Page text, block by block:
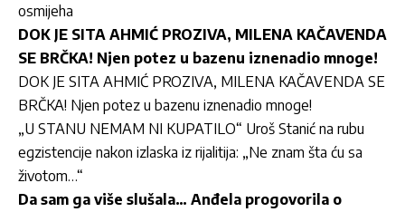
osmijeha
DOK JE SITA AHMIĆ PROZIVA, MILENA KAČAVENDA
SE BRČKA! Njen potez u bazenu iznenadio mnoge!
DOK JE SITA AHMIĆ PROZIVA, MILENA KAČAVENDA SE
BRČKA! Njen potez u bazenu iznenadio mnoge!
„U STANU NEMAM NI KUPATILO“ Uroš Stanić na rubu
egzistencije nakon izlaska iz rijalitija: „Ne znam šta ću sa
životom…“
Da sam ga više slušala… Anđela progovorila o